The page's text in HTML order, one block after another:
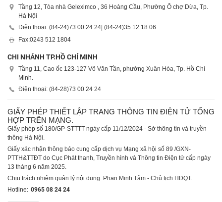
Tầng 12, Tòa nhà Geleximco , 36 Hoàng Cầu, Phường Ô chợ Dừa, Tp.
Hà Nội
Điện thoại: (84-24)73 00 24 24| (84-24)35 12 18 06
Fax:0243 512 1804
CHI NHÁNH TP.HỒ CHÍ MINH
Tầng 11, Cao ốc 123-127 Võ Văn Tần, phường Xuân Hòa, Tp. Hồ Chí
Minh.
Điện thoại: (84-28)73 00 24 24
GIẤY PHÉP THIẾT LẬP TRANG THÔNG TIN ĐIỆN TỬ TỔNG
HỢP TRÊN MẠNG.
Giấy phép số 180/GP-STTTT ngày cấp 11/12/2024 - Sở thông tin và truyền
thông Hà Nội.
Giấy xác nhận thông báo cung cấp dịch vụ Mạng xã hội số 89 /GXN-
PTTH&TTĐT do Cục Phát thanh, Truyền hình và Thông tin Điện tử cấp ngày
13 tháng 6 năm 2025.
Chịu trách nhiệm quản lý nội dung: Phan Minh Tâm - Chủ tịch HĐQT.
Hotline: 0965 08 24 24